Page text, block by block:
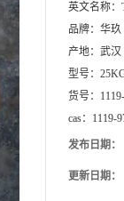
英文名称：
品牌： 华玖
产地： 武汉
型号：
货号：
cas： 1119-
发布日期：
更新日期：